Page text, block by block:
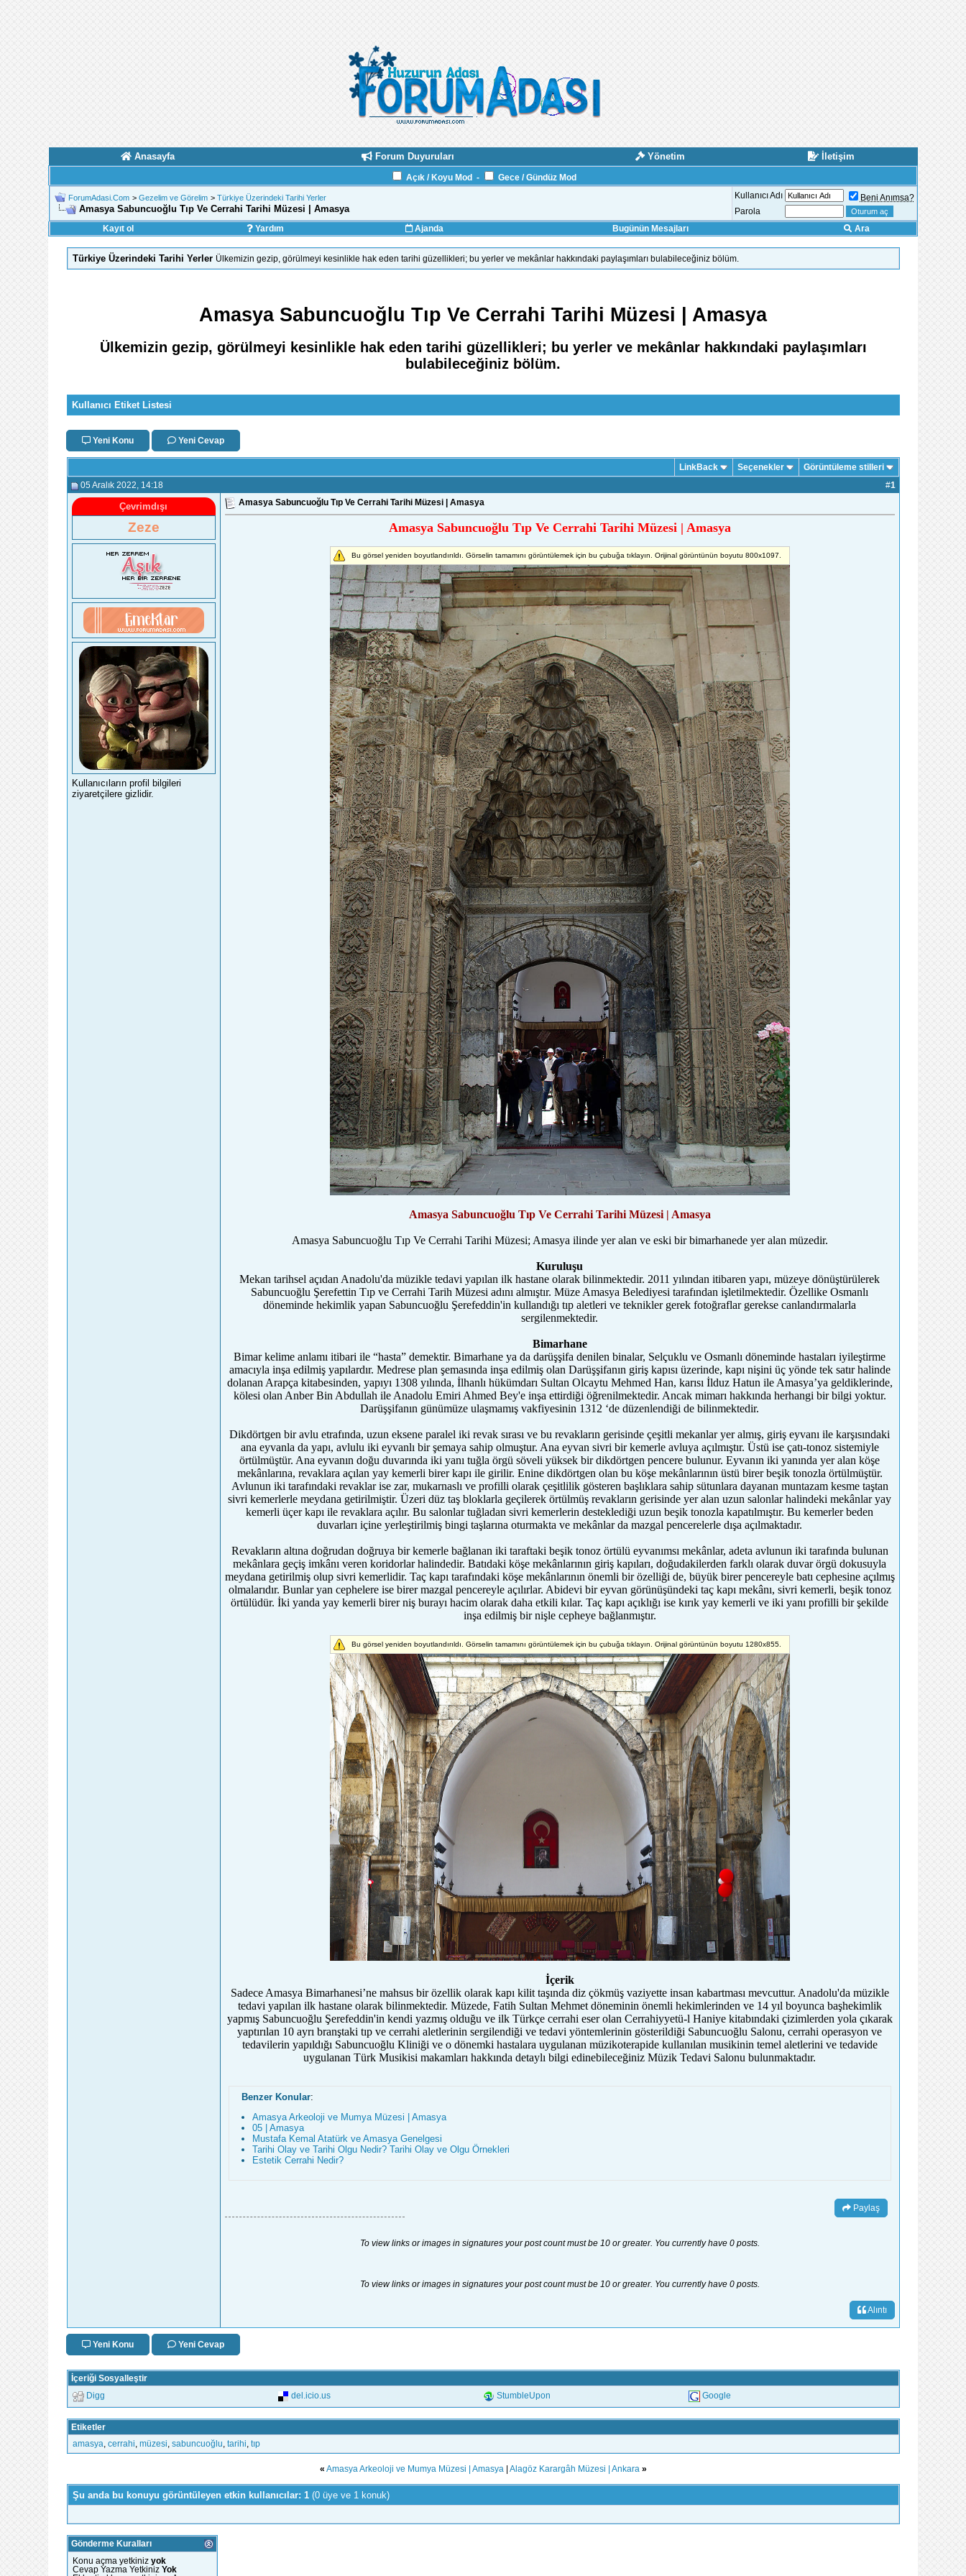
Anasayfa Forum Duyuruları Yönetim İletişim
Açık / Koyu Mod - Gece / Gündüz Mod
ForumAdasi.Com > Gezelim ve Görelim > Türkiye Üzerindeki Tarihi Yerler
Amasya Sabuncuoğlu Tıp Ve Cerrahi Tarihi Müzesi | Amasya
Kullanıcı Adı
Beni Anımsa?
Parola
Kayıt ol
Yardım Ajanda Bugünün Mesajları Ara
Türkiye Üzerindeki Tarihi Yerler Ülkemizin gezip, görülmeyi kesinlikle hak eden tarihi güzellikleri; bu yerler ve mekânlar hakkındaki paylaşımları bulabileceğiniz bölüm.
Amasya Sabuncuoğlu Tıp Ve Cerrahi Tarihi Müzesi | Amasya
Ülkemizin gezip, görülmeyi kesinlikle hak eden tarihi güzellikleri; bu yerler ve mekânlar hakkındaki paylaşımları
bulabileceğiniz bölüm.
Kullanıcı Etiket Listesi
Yeni Konu Yeni Cevap
LinkBack Seçenekler Görüntüleme stilleri
05 Aralık 2022 , 14:18 #1
Çevrimdışı
Zeze
Kullanıcıların profil bilgileri
ziyaretçilere gizlidir.
Amasya Sabuncuoğlu Tıp Ve Cerrahi Tarihi Müzesi | Amasya
Amasya Sabuncuoğlu Tıp Ve Cerrahi Tarihi Müzesi | Amasya
Bu görsel yeniden boyutlandırıldı. Görselin tamamını görüntülemek için bu çubuğa tıklayın. Orijinal görüntünün boyutu 800x1097.
Amasya Sabuncuoğlu Tıp Ve Cerrahi Tarihi Müzesi | Amasya
Amasya Sabuncuoğlu Tıp Ve Cerrahi Tarihi Müzesi; Amasya ilinde yer alan ve eski bir bimarhanede yer alan müzedir.
Kuruluşu
Mekan tarihsel açıdan Anadolu'da müzikle tedavi yapılan ilk hastane olarak bilinmektedir. 2011 yılından itibaren yapı, müzeye dönüştürülerek
Sabuncuoğlu Şerefettin Tıp ve Cerrahi Tarih Müzesi adını almıştır. Müze Amasya Belediyesi tarafından işletilmektedir. Özellike Osmanlı
döneminde hekimlik yapan Sabuncuoğlu Şerefeddin'in kullandığı tıp aletleri ve teknikler gerek fotoğraflar gerekse canlandırmalarla
sergilenmektedir.
Bimarhane
Bimar kelime anlamı itibari ile “hasta” demektir. Bimarhane ya da darüşşifa denilen binalar, Selçuklu ve Osmanlı döneminde hastaları iyileştirme
amacıyla inşa edilmiş yapılardır. Medrese plan şemasında inşa edilmiş olan Darüşşifanın giriş kapısı üzerinde, kapı nişini üç yönde tek satır halinde
dolanan Arapça kitabesinden, yapıyı 1308 yılında, İlhanlı hükümdarı Sultan Olcaytu Mehmed Han, karısı İlduz Hatun ile Amasya’ya geldiklerinde,
kölesi olan Anber Bin Abdullah ile Anadolu Emiri Ahmed Bey'e inşa ettirdiği öğrenilmektedir. Ancak mimarı hakkında herhangi bir bilgi yoktur.
Darüşşifanın günümüze ulaşmamış vakfiyesinin 1312 ‘de düzenlendiği de bilinmektedir.
Dikdörtgen bir avlu etrafında, uzun eksene paralel iki revak sırası ve bu revakların gerisinde çeşitli mekanlar yer almış, giriş eyvanı ile karşısındaki
ana eyvanla da yapı, avlulu iki eyvanlı bir şemaya sahip olmuştur. Ana eyvan sivri bir kemerle avluya açılmıştır. Üstü ise çatı-tonoz sistemiyle
örtülmüştür. Ana eyvanın doğu duvarında iki yanı tuğla örgü söveli yüksek bir dikdörtgen pencere bulunur. Eyvanın iki yanında yer alan köşe
mekânlarına, revaklara açılan yay kemerli birer kapı ile girilir. Enine dikdörtgen olan bu köşe mekânlarının üstü birer beşik tonozla örtülmüştür.
Avlunun iki tarafındaki revaklar ise zar, mukarnaslı ve profilli olarak çeşitlilik gösteren başlıklara sahip sütunlara dayanan muntazam kesme taştan
sivri kemerlerle meydana getirilmiştir. Üzeri düz taş bloklarla geçilerek örtülmüş revakların gerisinde yer alan uzun salonlar halindeki mekânlar yay
kemerli üçer kapı ile revaklara açılır. Bu salonlar tuğladan sivri kemerlerin desteklediği uzun beşik tonozla kapatılmıştır. Bu kemerler beden
duvarları içine yerleştirilmiş bingi taşlarına oturmakta ve mekânlar da mazgal pencerelerle dışa açılmaktadır.
Revakların altına doğrudan doğruya bir kemerle bağlanan iki taraftaki beşik tonoz örtülü eyvanımsı mekânlar, adeta avlunun iki tarafında bulunan
mekânlara geçiş imkânı veren koridorlar halindedir. Batıdaki köşe mekânlarının giriş kapıları, doğudakilerden farklı olarak duvar örgü dokusuyla
meydana getirilmiş olup sivri kemerlidir. Taç kapı tarafındaki köşe mekânlarının önemli bir özelliği de, büyük birer pencereyle batı cephesine açılmış
olmalarıdır. Bunlar yan cephelere ise birer mazgal pencereyle açılırlar. Abidevi bir eyvan görünüşündeki taç kapı mekânı, sivri kemerli, beşik tonoz
örtülüdür. İki yanda yay kemerli birer niş burayı hacim olarak daha etkili kılar. Taç kapı açıklığı ise kırık yay kemerli ve iki yanı profilli bir şekilde
inşa edilmiş bir nişle cepheye bağlanmıştır.
Bu görsel yeniden boyutlandırıldı. Görselin tamamını görüntülemek için bu çubuğa tıklayın. Orijinal görüntünün boyutu 1280x855.
İçerik
Sadece Amasya Bimarhanesi’ne mahsus bir özellik olarak kapı kilit taşında diz çökmüş vaziyette insan kabartması mevcuttur. Anadolu'da müzikle
tedavi yapılan ilk hastane olarak bilinmektedir. Müzede, Fatih Sultan Mehmet döneminin önemli hekimlerinden ve 14 yıl boyunca başhekimlik
yapmış Sabuncuoğlu Şerefeddin'in kendi yazmış olduğu ve ilk Türkçe cerrahi eser olan Cerrahiyyetü-l Haniye kitabındaki çizimlerden yola çıkarak
yaptırılan 10 ayrı branştaki tıp ve cerrahi aletlerinin sergilendiği ve tedavi yöntemlerinin gösterildiği Sabuncuoğlu Salonu, cerrahi operasyon ve
tedavilerin yapıldığı Sabuncuoğlu Kliniği ve o dönemki hastalara uygulanan müzikoterapide kullanılan musikinin temel aletlerini ve tedavide
uygulanan Türk Musikisi makamları hakkında detaylı bilgi edinebileceğiniz Müzik Tedavi Salonu bulunmaktadır.
Benzer Konular:
Amasya Arkeoloji ve Mumya Müzesi | Amasya
05 | Amasya
Mustafa Kemal Atatürk ve Amasya Genelgesi
Tarihi Olay ve Tarihi Olgu Nedir? Tarihi Olay ve Olgu Örnekleri
Estetik Cerrahi Nedir?
Paylaş
To view links or images in signatures your post count must be 10 or greater. You currently have 0 posts.
To view links or images in signatures your post count must be 10 or greater. You currently have 0 posts.
Alıntı
Yeni Konu Yeni Cevap
İçeriği Sosyalleştir
Digg del.icio.us StumbleUpon Google
Etiketler
amasya cerrahi müzesi sabuncuoğlu tarihi tıp
« Amasya Arkeoloji ve Mumya Müzesi | Amasya Alagöz Karargâh Müzesi | Ankara »
Şu anda bu konuyu görüntüleyen etkin kullanıcılar: 1 (0 üye ve 1 konuk)
Gönderme Kuralları
Konu açma yetkiniz yok
Cevap Yazma Yetkiniz Yok